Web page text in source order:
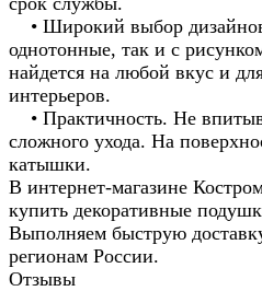
• Широкий выбор
однотонные, так и с
найдется на любой вкус и
интерьеров.
• Практичность. Не
сложного ухода. На
катышки.
В интернет-магазине
купить декоративные
Выполняем быструю
регионам России.
Отзывы